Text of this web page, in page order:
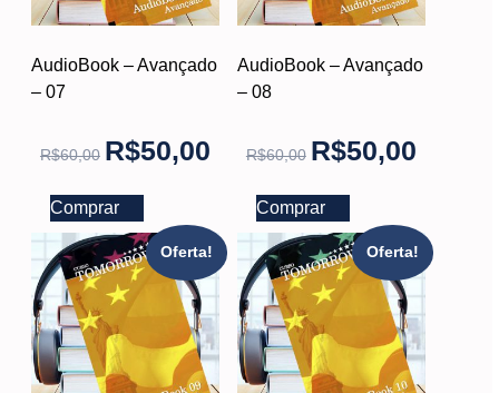
AudioBook – Avançado
– 07
R$60,00 R$50,00
Comprar
AudioBook – Avançado
– 08
R$60,00 R$50,00
Comprar
Oferta! Oferta!